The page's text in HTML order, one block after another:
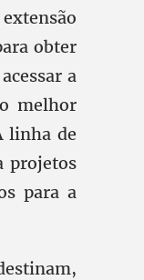
obter
a
melhor
linha de
projetos
para a